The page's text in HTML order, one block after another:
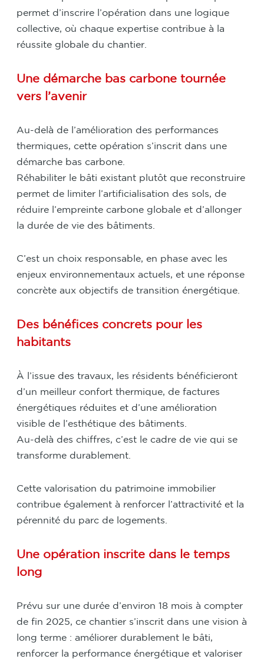
permet d’inscrire l’opération dans une logique
collective, où chaque expertise contribue à la
réussite globale du chantier.
Une démarche bas carbone tournée
vers l’avenir
Au-delà de l’amélioration des performances
thermiques, cette opération s’inscrit dans une
démarche bas carbone.
Réhabiliter le bâti existant plutôt que reconstruire
permet de limiter l’artificialisation des sols, de
réduire l’empreinte carbone globale et d’allonger
la durée de vie des bâtiments.
C’est un choix responsable, en phase avec les
enjeux environnementaux actuels, et une réponse
concrète aux objectifs de transition énergétique.
Des bénéfices concrets pour les
habitants
À l’issue des travaux, les résidents bénéficieront
d’un meilleur confort thermique, de factures
énergétiques réduites et d’une amélioration
visible de l’esthétique des bâtiments.
Au-delà des chiffres, c’est le cadre de vie qui se
transforme durablement.
Cette valorisation du patrimoine immobilier
contribue également à renforcer l’attractivité et la
pérennité du parc de logements.
Une opération inscrite dans le temps
long
Prévu sur une durée d’environ 18 mois à compter
de fin 2025, ce chantier s’inscrit dans une vision à
long terme : améliorer durablement le bâti,
renforcer la performance énergétique et valoriser